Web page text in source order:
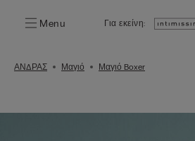
Menu Για εκείνη:
ΑΝΔΡΑΣ Μαγιό Μαγιό Boxer